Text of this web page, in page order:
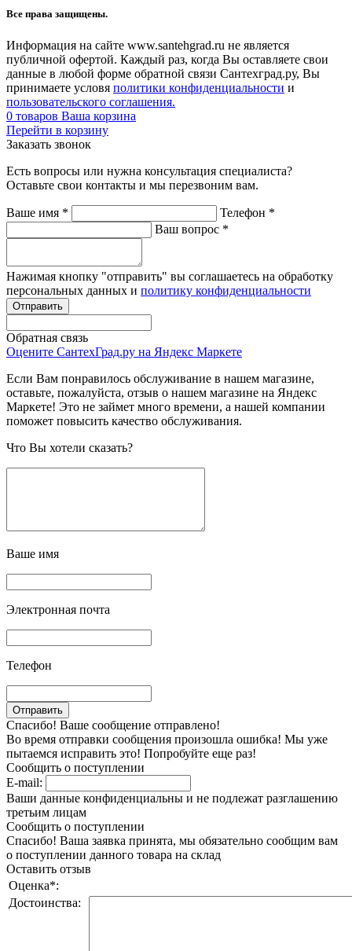
Все права защищены.
Информация на сайте www.santehgrad.ru не является
публичной офертой. Каждый раз, когда Вы оставляете свои
данные в любой форме обратной связи Сантехград.ру, Вы
принимаете условя политики конфиденциальности и
пользовательского соглашения.
0 товаров Ваша корзина
Перейти в корзину
Заказать звонок
Есть вопросы или нужна консультация специалиста?
Оставьте свои контакты и мы перезвоним вам.
Ваше имя * Телефон *
Ваш вопрос *
Нажимая кнопку "отправить" вы соглашаетесь на обработку
персональных данных и политику конфиденциальности
Обратная связь
Оцените СантехГрад.ру на Яндекс Маркете
Если Вам понравилось обслуживание в нашем магазине,
оставьте, пожалуйста, отзыв о нашем магазине на Яндекс
Маркете! Это не займет много времени, а нашей компании
поможет повысить качество обслуживания.
Что Вы хотели сказать?
Ваше имя
Электронная почта
Телефон
Спасибо! Ваше сообщение отправлено!
Во время отправки сообщения произошла ошибка! Мы уже
пытаемся исправить это! Попробуйте еще раз!
Сообщить о поступлении
E-mail:
Ваши данные конфиденциальны и не подлежат разглашению
третьим лицам
Сообщить о поступлении
Спасибо! Ваша заявка принята, мы обязательно сообщим вам
о поступлении данного товара на склад
Оставить отзыв
Оценка*:
Достоинства: